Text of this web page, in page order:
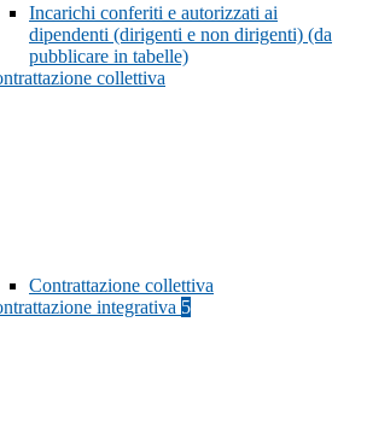
Incarichi conferiti e autorizzati ai
dipendenti (dirigenti e non dirigenti) (da
pubblicare in tabelle)
collettiva
Contrattazione collettiva
integrativa 5